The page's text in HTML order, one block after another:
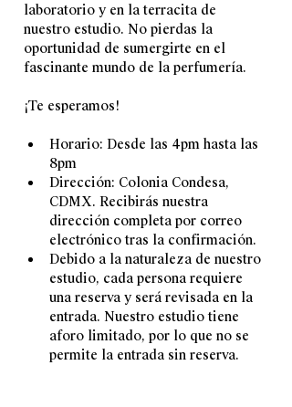
laboratorio y en la terracita de
nuestro estudio. No pierdas la
oportunidad de sumergirte en el
fascinante mundo de la perfumería.
¡Te esperamos!
Horario: Desde las 4pm hasta las
8pm
Dirección: Colonia Condesa,
CDMX. Recibirás nuestra
dirección completa por correo
electrónico tras la confirmación.
Debido a la naturaleza de nuestro
estudio, cada persona requiere
una reserva y será revisada en la
entrada. Nuestro estudio tiene
aforo limitado, por lo que no se
permite la entrada sin reserva.